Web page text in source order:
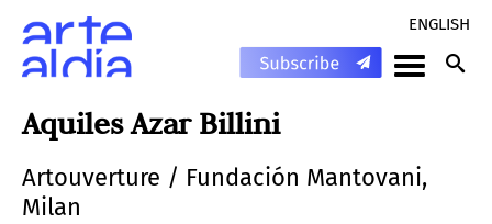
ENGLISH
Aquiles Azar Billini
Artouverture / Fundación Mantovani,
Milan